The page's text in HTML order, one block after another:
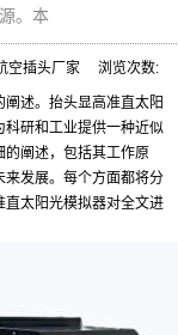
。本
空插头厂家 浏览次数:
阐述。抬头显高准直太阳
研和工业提供一种近似
阐述，包括其工作原
发展。每个方面都将分
太阳光模拟器对全文进